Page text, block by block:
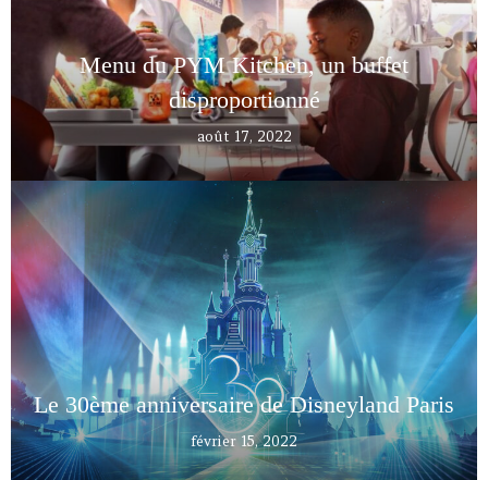
Menu du PYM Kitchen, un buffet
disproportionné
août 17, 2022
Le 30ème anniversaire de Disneyland Paris
février 15, 2022